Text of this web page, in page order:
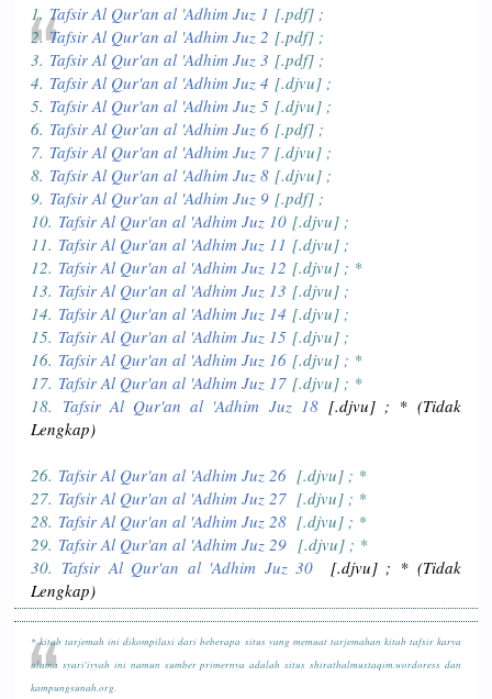
1. Tafsir Al Qur'an al 'Adhim Juz 1 [.pdf] ;
2.Tafsir Al Qur'an al 'Adhim Juz 2 [.pdf] ;
3. Tafsir Al Qur'an al 'Adhim Juz 3 [.pdf] ;
4. Tafsir Al Qur'an al 'Adhim Juz 4 [.djvu] ;
5. Tafsir Al Qur'an al 'Adhim Juz 5 [.djvu] ;
6. Tafsir Al Qur'an al 'Adhim Juz 6 [.pdf] ;
7. Tafsir Al Qur'an al 'Adhim Juz 7 [.djvu] ;
8. Tafsir Al Qur'an al 'Adhim Juz 8 [.djvu] ;
9. Tafsir Al Qur'an al 'Adhim Juz 9 [.pdf] ;
10. Tafsir Al Qur'an al 'Adhim Juz 10 [.djvu] ;
11. Tafsir Al Qur'an al 'Adhim Juz 11 [.djvu] ;
12. Tafsir Al Qur'an al 'Adhim Juz 12 [.djvu] ; *
13. Tafsir Al Qur'an al 'Adhim Juz 13 [.djvu] ;
14. Tafsir Al Qur'an al 'Adhim Juz 14 [.djvu] ;
15. Tafsir Al Qur'an al 'Adhim Juz 15 [.djvu] ;
16. Tafsir Al Qur'an al 'Adhim Juz 16 [.djvu] ; *
17. Tafsir Al Qur'an al 'Adhim Juz 17 [.djvu] ; *
18. Tafsir Al Qur'an al 'Adhim Juz 18[.djvu] ; *(Tidak
Lengkap)
26. Tafsir Al Qur'an al 'Adhim Juz 26 [.djvu] ; *
27. Tafsir Al Qur'an al 'Adhim Juz 27 [.djvu] ; *
28. Tafsir Al Qur'an al 'Adhim Juz 28 [.djvu] ; *
29. Tafsir Al Qur'an al 'Adhim Juz 29 [.djvu] ; *
30. Tafsir Al Qur'an al 'Adhim Juz 30[.djvu] ; *(Tidak
Lengkap)
* kitab tarjemah ini dikompilasi dari beberapa situs yang memuat tarjemahan kitab tafsir karya
ulama syari'iyyah ini namun sumber primernya adalah situs shirathalmustaqim.wordoress dan
kampungsunah.org.